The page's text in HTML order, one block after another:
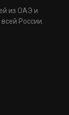
из ОАЭ и
России.